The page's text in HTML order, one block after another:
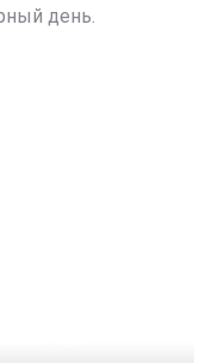
день.